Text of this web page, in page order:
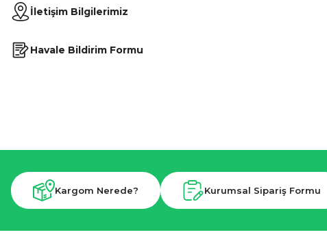
İletişim Bilgilerimiz
Havale Bildirim Formu
Kargom Nerede? Kurumsal Sipariş Formu